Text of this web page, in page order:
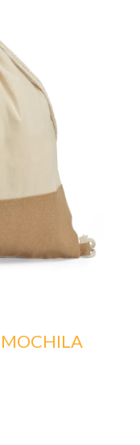
MOCHILA